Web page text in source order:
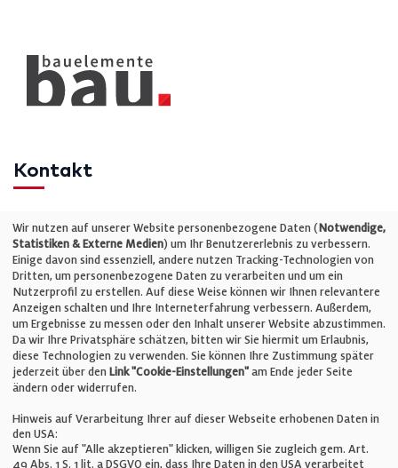
Kontakt
Telefon: +49 (0)711 2585563-0
E-Mail:info@bauelemente-bau.eu
Unternehmen
Impressum
Cookie-Einstellungen
Wir nutzen auf unserer Website personenbezogene Daten (Notwendige,
Statistiken & Externe Medien) um Ihr Benutzererlebnis zu verbessern.
Einige davon sind essenziell, andere nutzen Tracking-Technologien von
Dritten, um personenbezogene Daten zu verarbeiten und um ein
Nutzerprofil zu erstellen. Auf diese Weise können wir Ihnen relevantere
Anzeigen schalten und Ihre Interneterfahrung verbessern. Außerdem,
um Ergebnisse zu messen oder den Inhalt unserer Website abzustimmen.
Da wir Ihre Privatsphäre schätzen, bitten wir Sie hiermit um Erlaubnis,
diese Technologien zu verwenden. Sie können Ihre Zustimmung später
jederzeit über den Link "Cookie-Einstellungen" am Ende jeder Seite
ändern oder widerrufen.
Hinweis auf Verarbeitung Ihrer auf dieser Webseite erhobenen Daten in
den USA:
Wenn Sie auf "Alle akzeptieren" klicken, willigen Sie zugleich gem. Art.
49 Abs. 1 S. 1 lit. a DSGVO ein, dass Ihre Daten in den USA verarbeitet